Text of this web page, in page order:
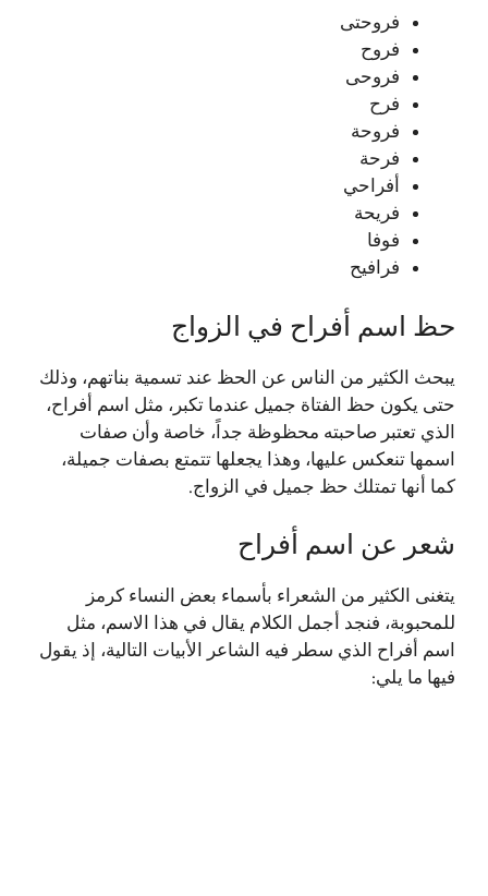
فروحتى
فروح
فروحى
فرح
فروحة
فرحة
أفراحي
فريحة
فوفا
فرافيح
حظ اسم أفراح في الزواج
يبحث الكثير من الناس عن الحظ عند تسمية بناتهم، وذلك
حتى يكون حظ الفتاة جميل عندما تكبر، مثل اسم أفراح،
الذي تعتبر صاحبته محظوظة جداً، خاصة وأن صفات
اسمها تنعكس عليها، وهذا يجعلها تتمتع بصفات جميلة،
كما أنها تمتلك حظ جميل في الزواج.
شعر عن اسم أفراح
يتغنى الكثير من الشعراء بأسماء بعض النساء كرمز
للمحبوبة، فنجد أجمل الكلام يقال في هذا الاسم، مثل
اسم أفراح الذي سطر فيه الشاعر الأبيات التالية، إذ يقول
فيها ما يلي: